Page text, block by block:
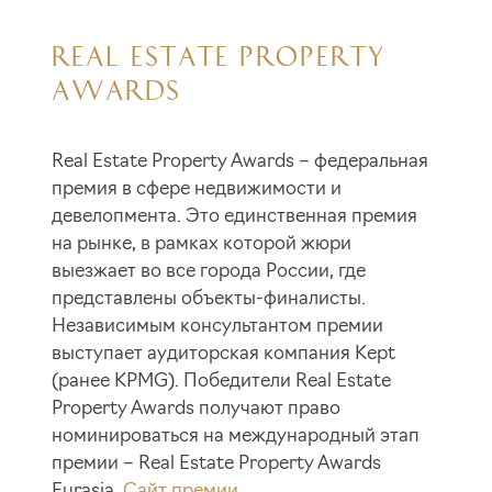
REAL ESTATE PROPERTY
AWARDS
Real Estate Property Awards – федеральная
премия в сфере недвижимости и
девелопмента. Это единственная премия
на рынке, в рамках которой жюри
выезжает во все города России, где
представлены объекты-финалисты.
Независимым консультантом премии
выступает аудиторская компания Kept
(ранее KPMG). Победители Real Estate
Property Awards получают право
номинироваться на международный этап
премии – Real Estate Property Awards